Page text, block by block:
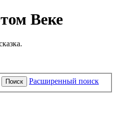
Веке
Поиск Расширенный поиск